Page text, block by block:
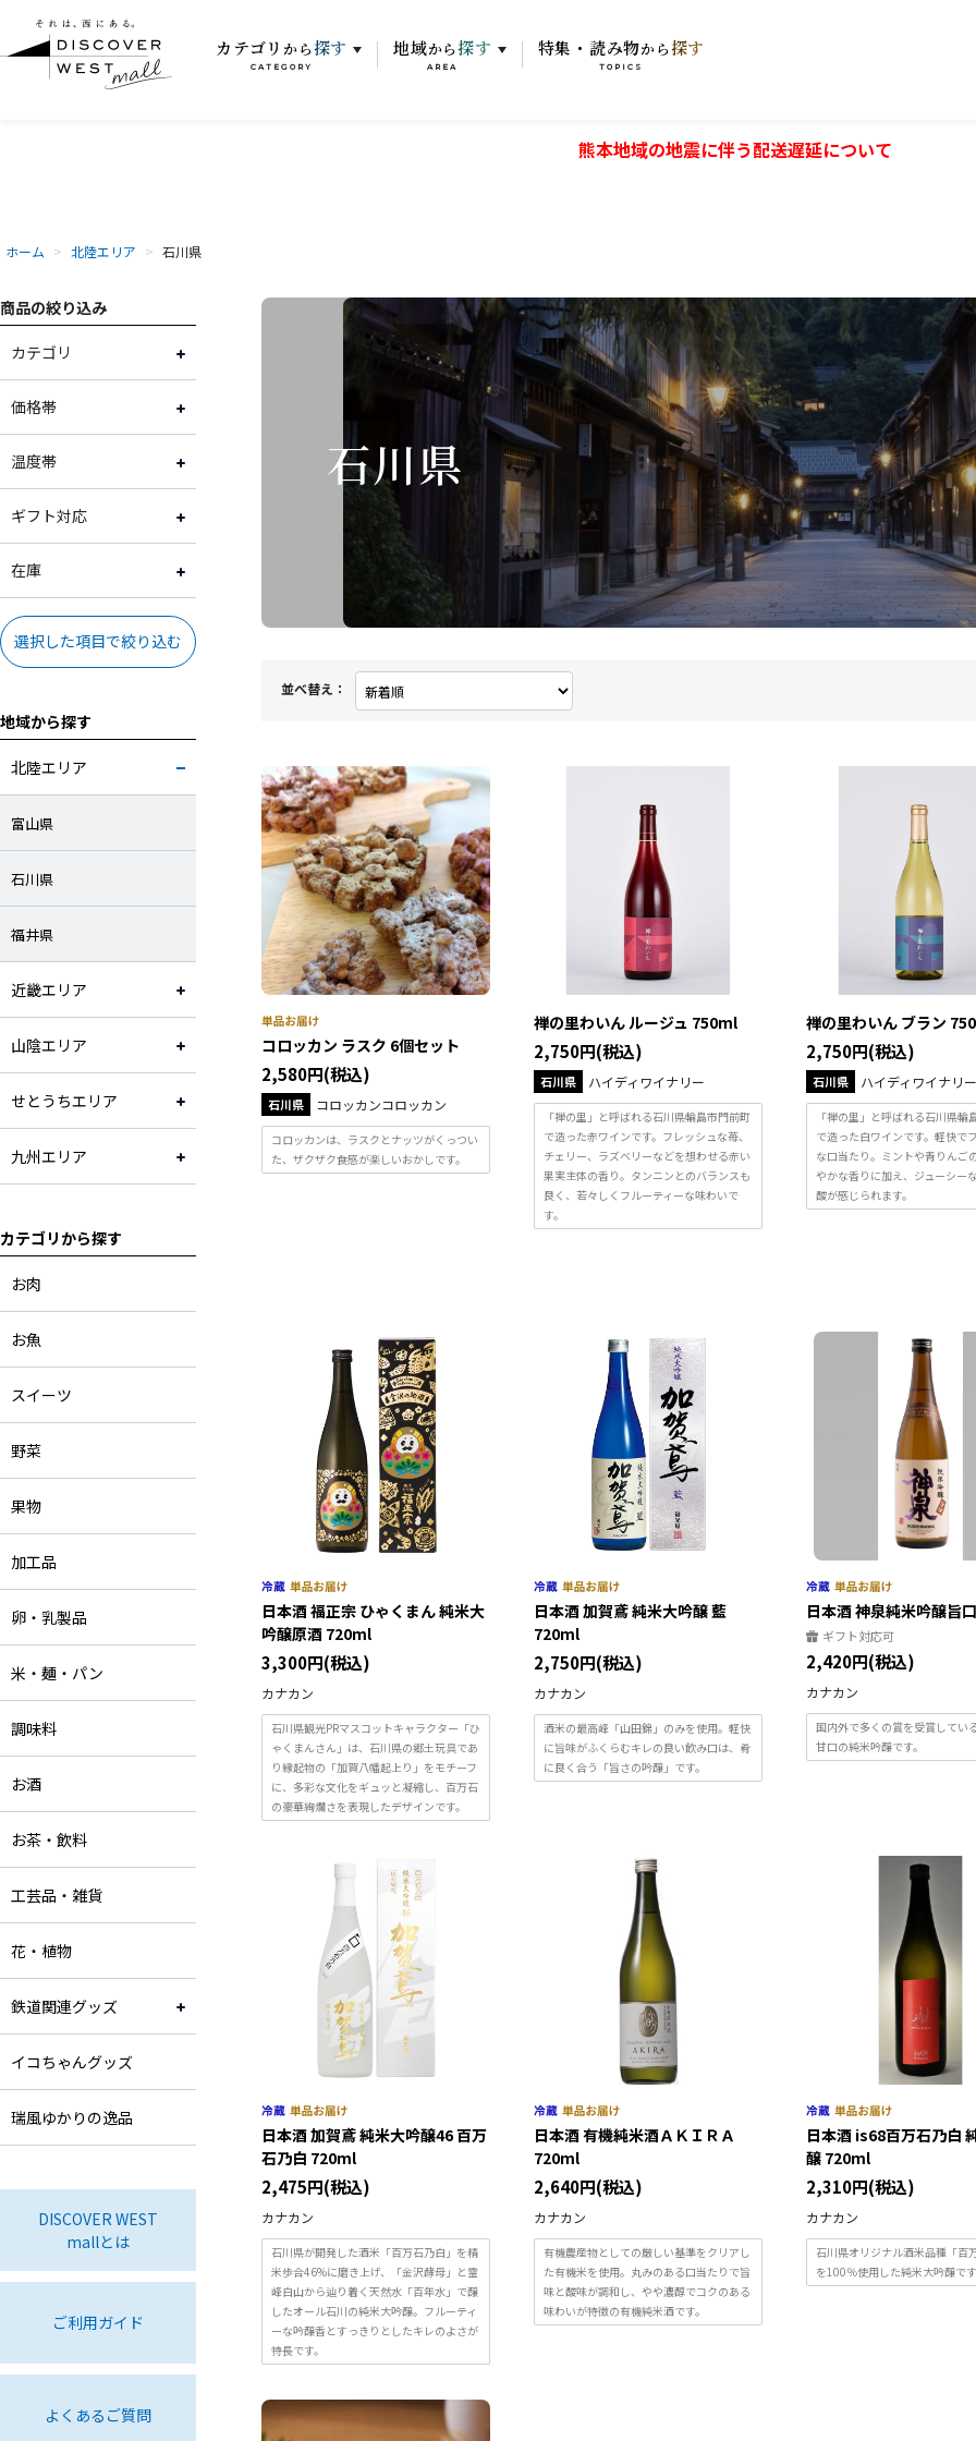
カテゴリ から 探す
CATEGORY
地域から 探す
AREA
特集・読み物から 探す
TOPICS
熊本地域の地震に伴う配送遅延について
ホーム > 北陸エリア > 石川県
商品の絞り込み
カテゴリ
スイーツ
加工品
お酒
価格帯
～2,000円
2,001円～3,000円
3,001円～4,000円
4,001円～5,000円
10,001円～
温度帯
常温
冷蔵
冷凍
ギフト対応
ギフト対応可
ギフト対応不可
在庫
在庫あり
選択した項目で絞り込む
地域から探す
北陸エリア
富山県
石川県
福井県
近畿エリア
山陰エリア
せとうちエリア
九州エリア
カテゴリから探す
お肉
お魚
スイーツ
野菜
果物
加工品
卵・乳製品
米・麺・パン
調味料
お酒
お茶・飲料
工芸品・雑貨
花・植物
鉄道関連グッズ
イコちゃんグッズ
瑞風ゆかりの逸品
DISCOVER WEST
mallとは
ご利用ガイド
よくあるご質問
石川県
並べ替え：
コロッカン ラスク 6個セット
2,580円(税込)
石川県 コロッカンコロッカン
コロッカンは、ラスクとナッツがくっつい
た、ザクザク食感が楽しいおかしです。
禅の里わいん ルージュ 750ml
2,750円(税込)
石川県 ハイディワイナリー
「禅の里」と呼ばれる石川県輪島市門前町
で造った赤ワインです。フレッシュな苺、
チェリー、ラズベリーなどを想わせる赤い
果実主体の香り。タンニンとのバランスも
良く、若々しくフルーティーな味わいで
す。
禅の里わいん ブラン
2,750円(税込)
石川県 ハイディワイナリー
「禅の里」と呼ばれる石川県輪
で造った白ワインです。軽快で
な口当たり。ミントや青りんご
やかな香りに加え、ジューシー
酸が感じられます。
日本酒 福正宗 ひゃくまん 純米大
吟醸原酒 720ml
3,300円(税込)
カナカン
石川県観光PRマスコットキャラクター「ひ
ゃくまんさん」は、石川県の郷土玩具であ
り縁起物の「加賀八幡起上り」をモチーフ
に、多彩な文化をギュッと凝縮し、百万石
の豪華絢爛さを表現したデザインです。
日本酒 加賀鳶 純米大吟醸 藍
720ml
2,750円(税込)
カナカン
酒米の最高峰「山田錦」のみを使用。軽快
に旨味がふくらむキレの良い飲み口は、肴
に良く合う「旨さの吟醸」です。
日本酒 神泉純米吟醸旨
ギフト対応可
2,420円(税込)
カナカン
国内外で多くの賞を受賞してい
甘口の純米吟醸です。
日本酒 加賀鳶 純米大吟醸46 百万
石乃白 720ml
2,475円(税込)
カナカン
石川県が開発した酒米「百万石乃白」を精
米歩合46%に磨き上げ、「金沢酵母」と霊
峰白山から辿り着く天然水「百年水」で醸
したオール石川の純米大吟醸。フルーティ
ーな吟醸香とすっきりとしたキレのよさが
特長です。
日本酒 有機純米酒ＡＫＩＲＡ
720ml
2,640円(税込)
カナカン
有機農産物としての厳しい基準をクリアし
た有機米を使用。丸みのある口当たりで旨
味と酸味が調和し、やや濃醇でコクのある
味わいが特徴の有機純米酒です。
日本酒 is68百万石乃白
醸 720ml
2,310円(税込)
カナカン
石川県オリジナル酒米品種「百
を100％使用した純米大吟醸で